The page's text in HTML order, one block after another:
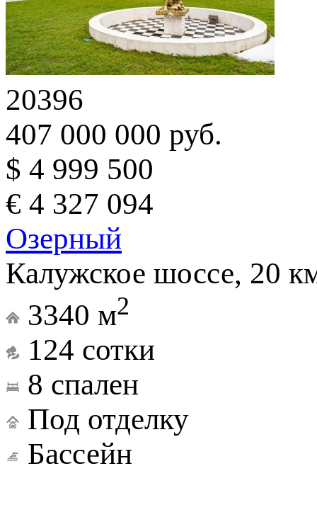
20396
407 000 000 руб.
$ 4 999 500
€ 4 327 094
Озерный
Калужское шоссе, 20
3340 м2
124 сотки
8 спален
Под отделку
Бассейн